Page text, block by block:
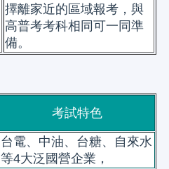
擇離家近的區域報考，與
高普考考科相同可一同準
備。
考試特色
台電、中油、台糖、自來水
等4大泛國營企業，